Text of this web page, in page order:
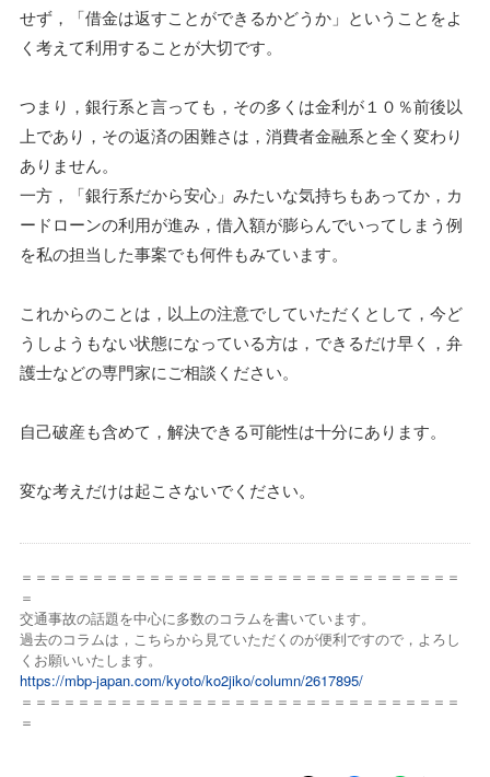
せず，「借金は返すことができるかどうか」ということをよ
く考えて利用することが大切です。
つまり，銀行系と言っても，その多くは金利が１０％前後以
上であり，その返済の困難さは，消費者金融系と全く変わり
ありません。
一方，「銀行系だから安心」みたいな気持ちもあってか，カ
ードローンの利用が進み，借入額が膨らんでいってしまう例
を私の担当した事案でも何件もみています。
これからのことは，以上の注意でしていただくとして，今ど
うしようもない状態になっている方は，できるだけ早く，弁
護士などの専門家にご相談ください。
自己破産も含めて，解決できる可能性は十分にあります。
変な考えだけは起こさないでください。
＝＝＝＝＝＝＝＝＝＝＝＝＝＝＝＝＝＝＝＝＝＝＝＝＝＝＝＝＝＝＝
＝
交通事故の話題を中心に多数のコラムを書いています。
過去のコラムは，こちらから見ていただくのが便利ですので，よろし
くお願いいたします。
https://mbp-japan.com/kyoto/ko2jiko/column/2617895/
＝＝＝＝＝＝＝＝＝＝＝＝＝＝＝＝＝＝＝＝＝＝＝＝＝＝＝＝＝＝＝
＝